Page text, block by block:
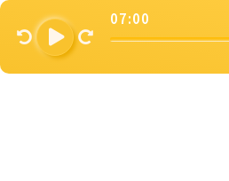
07:00